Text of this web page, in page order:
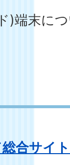
)端末に
合サイト